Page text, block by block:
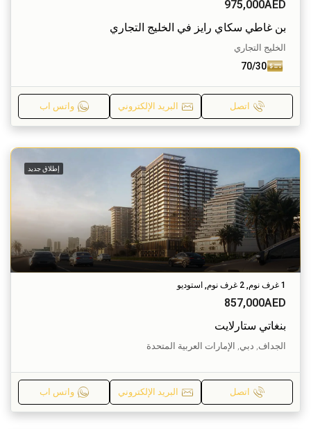
975,000AED
بن غاطي سكاي رايز في الخليج التجاري
الخليج التجاري
70/30
اتصل البريد الإلكتروني واتس اب
إطلاق جديد
1 غرف نوم, 2 غرف نوم, استوديو
857,000AED
بنغاتي ستارلايت
الجداف, دبي, الإمارات العربية المتحدة
اتصل البريد الإلكتروني واتس اب